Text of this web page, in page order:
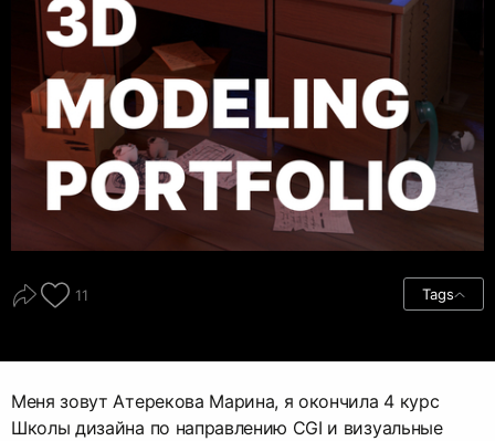
11 Tags
Меня зовут Атерекова Марина, я окончила 4 курс
Школы дизайна по направлению CGI и визуальные